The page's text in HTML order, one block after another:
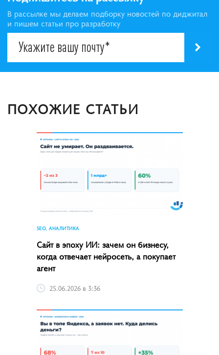
В рассылке мы делаем подборку новостей по диджитал
и пишем статьи про разработку
ПОХОЖИЕ СТАТЬИ
SEO, АНАЛИТИКА
Сайт в эпоху ИИ: зачем он бизнесу,
когда отвечает нейросеть, а покупает
агент
25.06.2026 в 3:36